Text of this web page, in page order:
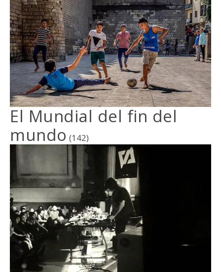
El Mundial del fin del
mundo (142)